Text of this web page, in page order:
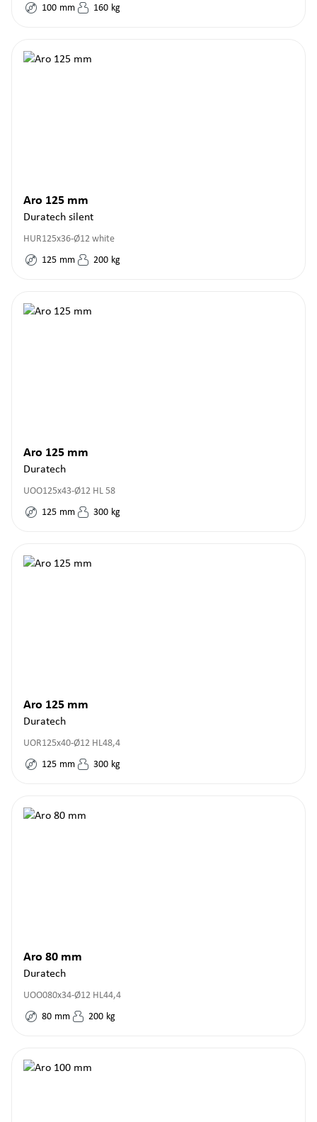
100 mm 160 kg
Aro 125 mm
Duratech silent
HUR125x36-Ø12 white
125 mm 200 kg
Aro 125 mm
Duratech
UOO125x43-Ø12 HL 58
125 mm 300 kg
Aro 125 mm
Duratech
UOR125x40-Ø12 HL48,4
125 mm 300 kg
Aro 80 mm
Duratech
UOO080x34-Ø12 HL44,4
80 mm 200 kg